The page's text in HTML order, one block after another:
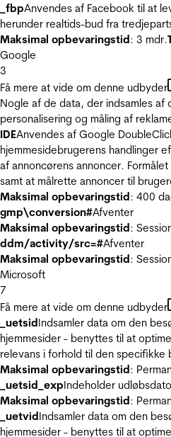
_fbpAnvendes af Facebook til at
herunder realtids-bud fra
Maksimal opbevaringstid: 3 mdr.
Google
3
Få mere at vide om denne udbyder
Nogle af de data, der indsamles af
personalisering og måling af
IDEAnvendes af Google
hjemmesidebrugerens handlinger
af annoncørens annoncer.
samt at målrette annoncer til
Maksimal opbevaringstid: 400
gmp\conversion#Afventer
Maksimal opbevaringstid:
ddm/activity/src=#Afventer
Maksimal opbevaringstid:
Microsoft
7
Få mere at vide om denne udbyder
_uetsidIndsamler data om den
hjemmesider - benyttes til at
relevans i forhold til den specifikke
Maksimal opbevaringstid:
_uetsid_expIndeholder
Maksimal opbevaringstid:
_uetvidIndsamler data om den
hjemmesider - benyttes til at